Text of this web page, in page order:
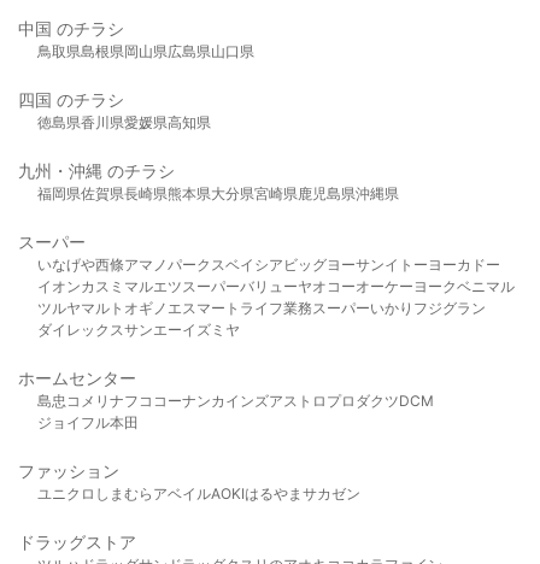
中国 のチラシ
鳥取県島根県岡山県広島県山口県
四国 のチラシ
徳島県香川県愛媛県高知県
九州・沖縄 のチラシ
福岡県佐賀県長崎県熊本県大分県宮崎県鹿児島県沖縄県
スーパー
いなげや西條アマノパークスベイシア ビッグヨーサンイトーヨーカドー
イオンカスミ マルエツスーパーバリューヤオコーオーケー ヨークベニマル
ツルヤマルト オギノ エスマート ライフ業務スーパーいかり フジグラン
ダイレックスサンエーイズミヤ
ホームセンター
島忠 コメリ ナフコ コーナンカインズアストロプロダクツDCM
ジョイフル本田
ファッション
ユニクロ しまむら アベイルAOKIはるやま サカゼン
ドラッグストア